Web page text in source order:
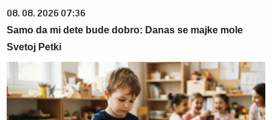
08. 08. 2026 07:36
Samo da mi dete bude dobro: Danas se majke mole
Svetoj Petki